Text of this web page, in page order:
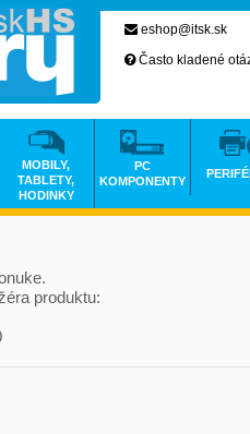
produktu:
eshop@itsk.sk
Často kladené
MOBILY,
TABLETY,
HODINKY
PC
KOMPONENTY